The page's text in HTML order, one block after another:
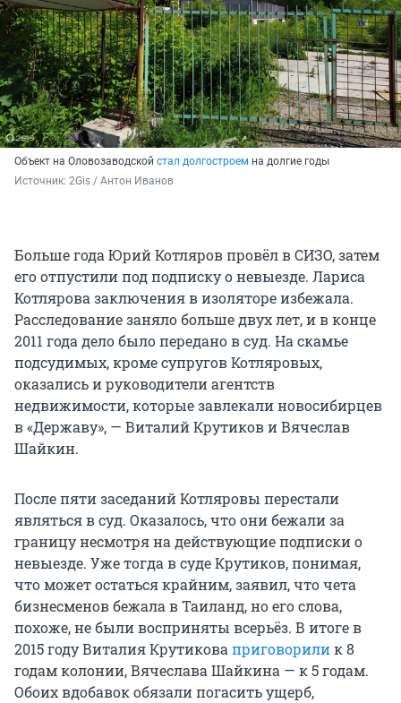
Объект на Оловозаводской стал долгостроем на долгие годы
Источник: 2Gis / Антон Иванов
Больше года Юрий Котляров провёл в СИЗО, затем
его отпустили под подписку о невыезде. Лариса
Котлярова заключения в изоляторе избежала.
Расследование заняло больше двух лет, и в конце
2011 года дело было передано в суд. На скамье
подсудимых, кроме супругов Котляровых,
оказались и руководители агентств
недвижимости, которые завлекали новосибирцев
в «Державу», — Виталий Крутиков и Вячеслав
Шайкин.
После пяти заседаний Котляровы перестали
являться в суд. Оказалось, что они бежали за
границу несмотря на действующие подписки о
невыезде. Уже тогда в суде Крутиков, понимая,
что может остаться крайним, заявил, что чета
бизнесменов бежала в Таиланд, но его слова,
похоже, не были восприняты всерьёз. В итоге в
2015 году Виталия Крутиковаприговорилик 8
годам колонии, Вячеслава Шайкина — к 5 годам.
Обоих вдобавок обязали погасить ущерб,